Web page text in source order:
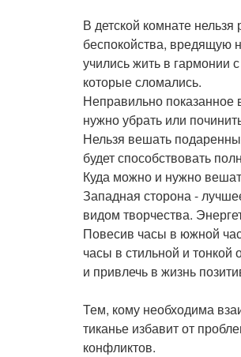
В детской комнате
беспокойства, вредящую
учились жить в гармонии
которые сломались.
Неправильно показанное
нужно убрать или
Нельзя вешать
будет способствовать
Куда можно и нужно
Западная сторона -
видом творчества.
Повесив часы в южной
часы в стильной и тонкой
и привлечь в жизнь
Тем, кому необходима
тиканье избавит от
конфликтов.